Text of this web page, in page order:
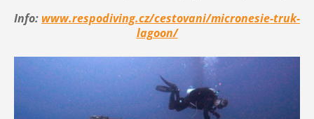
Info: www.respodiving.cz/cestovani/micronesie-truk-
lagoon/